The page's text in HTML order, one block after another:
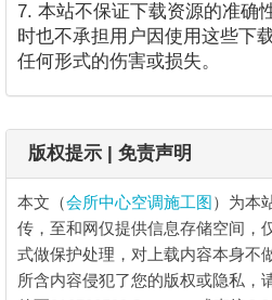
7. 本站不保证下载资源的准确
时也不承担用户因使用这些下
任何形式的伤害或损失。
版权提示 | 免责声明
本文（会所中心空调施工图）为本
传，至和网仅提供信息存储空间，
式做保护处理，对上载内容本身不
所含内容侵犯了您的版权或隐私，